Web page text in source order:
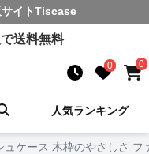
イトTiscase
送料無料
0 0
人気ランキング
ュケース 木枠のやさしさ